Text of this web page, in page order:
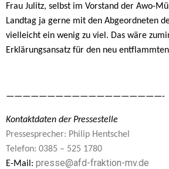
Frau Julitz, selbst im Vorstand der Awo-
Landtag ja gerne mit den Abgeordneten
vielleicht ein wenig zu viel. Das wäre
Erklärungsansatz für den neu
———————————————————-
Kontaktdaten der Pressestelle
Pressesprecher: Philip Hentschel
Telefon: 0385 – 525 1780
E-Mail: presse@afd-fraktion-mv.de